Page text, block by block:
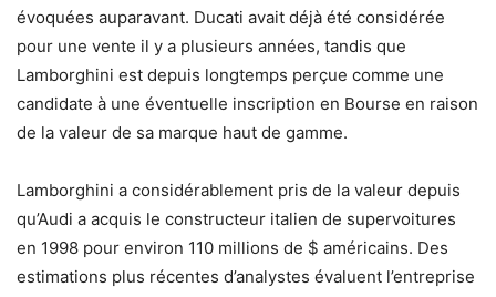
évoquées auparavant. Ducati avait déjà été considérée
pour une vente il y a plusieurs années, tandis que
Lamborghini est depuis longtemps perçue comme une
candidate à une éventuelle inscription en Bourse en raison
de la valeur de sa marque haut de gamme.
Lamborghini a considérablement pris de la valeur depuis
qu’Audi a acquis le constructeur italien de supervoitures
en 1998 pour environ 110 millions de $ américains. Des
estimations plus récentes d’analystes évaluent l’entreprise